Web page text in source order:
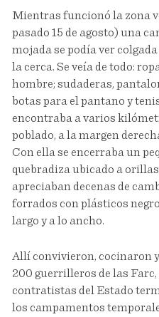
Mientras funcionó la zona
pasado 15 de agosto) una
mojada se podía ver
la cerca. Se veía de todo:
hombre; sudaderas,
botas para el pantano y
encontraba a varios
poblado, a la margen
Con ella se encerraba un
quebradiza ubicado a
apreciaban decenas de
forrados con plásticos
largo y a lo ancho.
Allí convivieron, cocinaron
200 guerrilleros de las
contratistas del Estado
los campamentos